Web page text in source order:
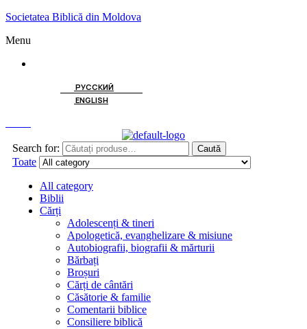
Societatea Biblică din Moldova
Menu
РУССКИЙ
ENGLISH
Search for: Caută
Toate
All category
Biblii
Cărți
Adolescenți & tineri
Apologetică, evanghelizare & misiune
Autobiografii, biografii & mărturii
Bărbați
Broșuri
Cărți de cântări
Căsătorie & familie
Comentarii biblice
Consiliere biblică